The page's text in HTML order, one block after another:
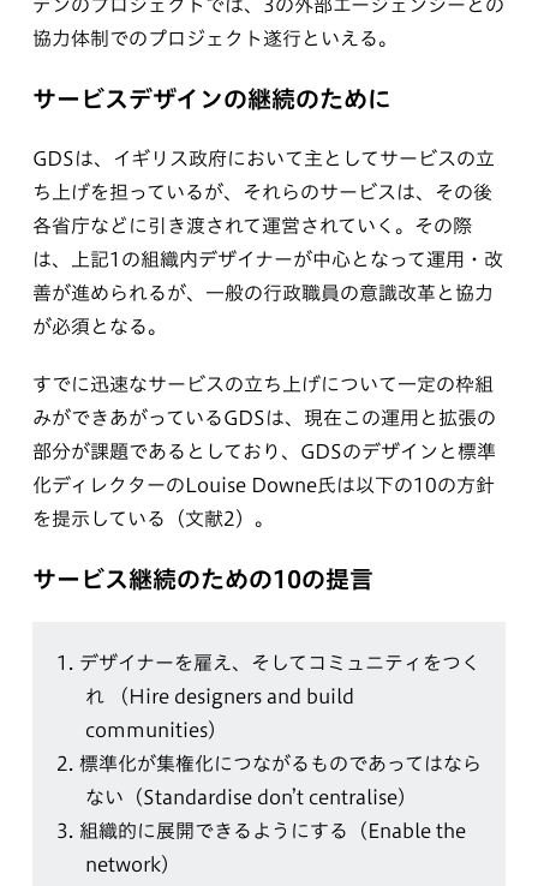
デンのプロジェクトでは、3の外部エージェンシーとの
協力体制でのプロジェクト遂行といえる。
サービスデザインの継続のために
GDSは、イギリス政府において主としてサービスの立
ち上げを担っているが、それらのサービスは、その後
各省庁などに引き渡されて運営されていく。その際
は、上記1の組織内デザイナーが中心となって運用・改
善が進められるが、一般の行政職員の意識改革と協力
が必須となる。
すでに迅速なサービスの立ち上げについて一定の枠組
みができあがっているGDSは、現在この運用と拡張の
部分が課題であるとしており、GDSのデザインと標準
化ディレクターのLouise Downe氏は以下の10の方針
を提示している（文献2）。
サービス継続のための10の提言
1.
デザイナーを雇え、そしてコミュニティをつく
れ （Hire designers and build
communities）
2.
標準化が集権化につながるものであってはなら
ない（Standardise don’t centralise）
3.
組織的に展開できるようにする（Enable the
network）